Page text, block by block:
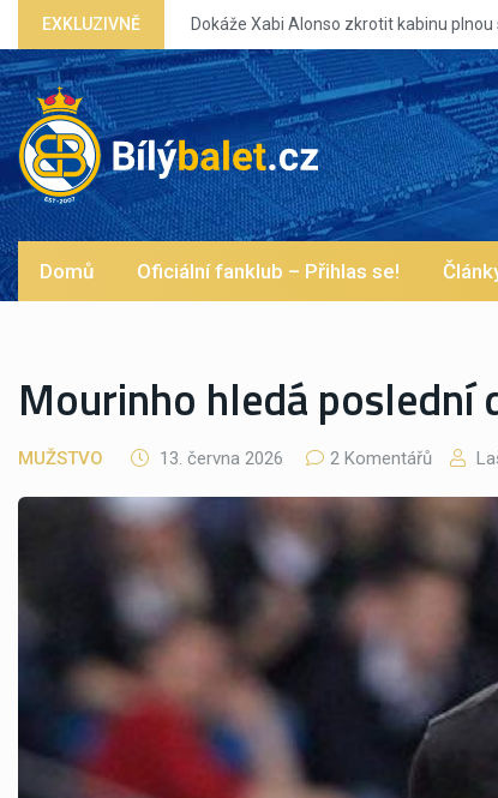
EXKLUZIVNĚ
Xabi Alonso zkrotit kabinu plnou silných eg?
Domů Oficiální fanklub – Přihlas se!
Mourinho hledá poslední
MUŽSTVO 13. června 2026 2 Komentářů